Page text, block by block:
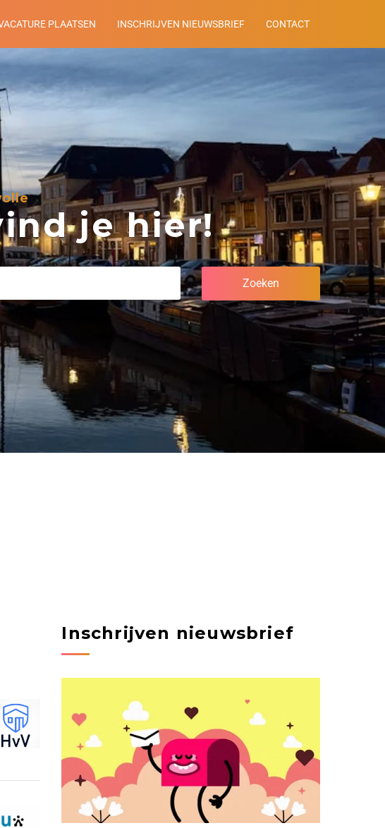
PLAATSEN INSCHRIJVEN NIEUWSBRIEF CONTACT
je hier!
Inschrijven nieuwsbrief